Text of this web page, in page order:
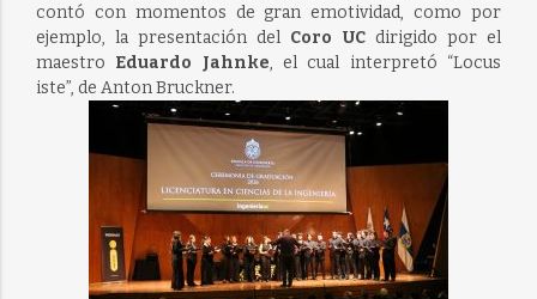
contó con momentos de gran emotividad, como por
ejemplo, la presentación del Coro UCdirigido por el
maestro Eduardo Jahnke, el cual interpretó “Locus
iste”, de Anton Bruckner.